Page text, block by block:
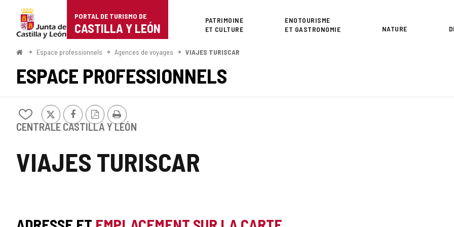
Portal
de
Turismo
de
Castilla
León
PORTAL DE TURISMO DE
CASTILLA Y LEÓN
Superior
PATRIMOINE
ET CULTURE
ENOTOURISME
ET GASTRONOMIE
NATURE
<
Accueil
Espace professionnels Agences de voyages VIAJES TURISCAR
ESPACE PROFESSIONNELS
VIAJES TURISCAR
Ajouter/retirer
le
contenu
cahiers
X FacebookVersion
PDF
Imprimer
CENTRALE CASTILLA Y LEÓN